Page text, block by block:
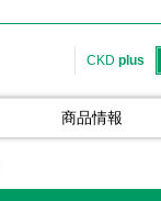
CKD plus
商品情報